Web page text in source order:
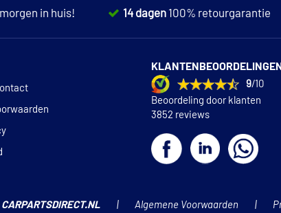
morgen in huis! 14 dagen 100% retourgarantie
KLANTENBEOORDELINGEN
9/10
Beoordeling door klanten
3852 reviews
CARPARTSDIRECT.NL Algemene Voorwaarden